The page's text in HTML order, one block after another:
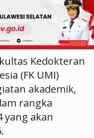
Kedokteran
(FK UMI)
akademik,
rangka
yang akan